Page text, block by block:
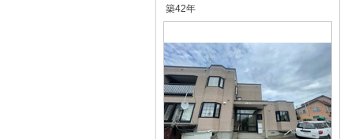
築42年